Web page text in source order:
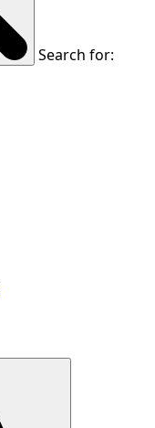
Search for: